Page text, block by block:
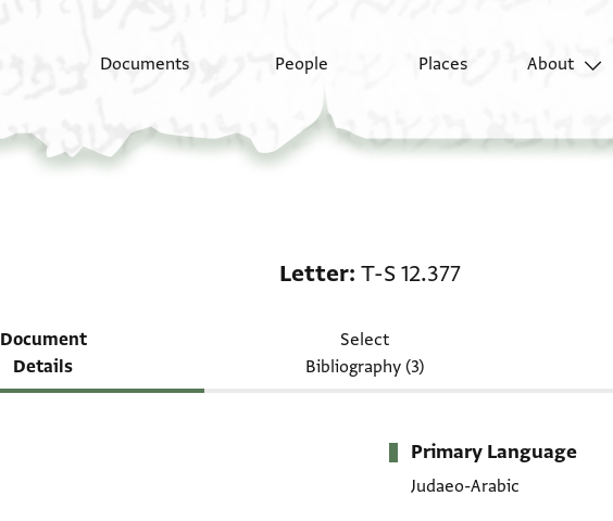
Documents People Places About
Letter T-S 12.377
Document
Details
Select
Bibliography (3)
Primary Language
Judaeo-Arabic